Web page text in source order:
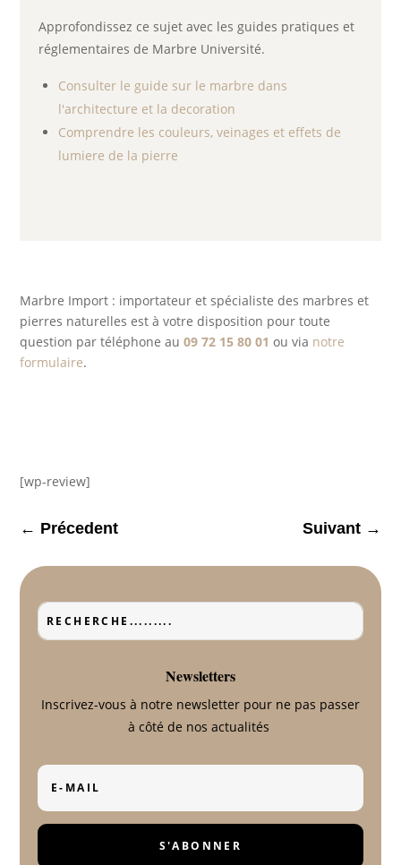
Approfondissez ce sujet avec les guides pratiques et
réglementaires de Marbre Université.
Consulter le guide sur le marbre dans
l'architecture et la decoration
Comprendre les couleurs, veinages et effets de
lumiere de la pierre
Marbre Import : importateur et spécialiste des marbres et
pierres naturelles est à votre disposition pour toute
question par téléphone au09 72 15 80 01 ou via notre
formulaire.
[wp-review]
← Précedent Suivant →
Newsletters
Inscrivez-vous à notre newsletter pour ne pas passer
à côté de nos actualités
S'ABONNER